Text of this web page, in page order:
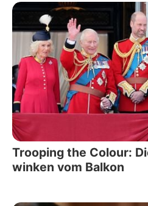
Trooping the Colour:
winken vom Balkon